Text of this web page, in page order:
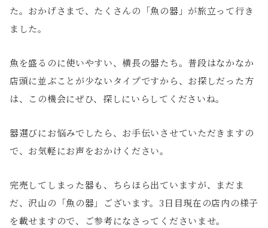
た。おかげさまで、たくさんの「魚の器」が旅立って行き
ました。
魚を盛るのに使いやすい、横長の器たち。普段はなかなか
店頭に並ぶことが少ないタイプですから、お探しだった方
は、この機会にぜひ、探しにいらしてくださいね。
器選びにお悩みでしたら、お手伝いさせていただきますの
で、お気軽にお声をおかけください。
完売してしまった器も、ちらほら出ていますが、まだま
だ、沢山の「魚の器」ございます。3日目現在の店内の様子
を載せますので、ご参考になさってくださいませ。